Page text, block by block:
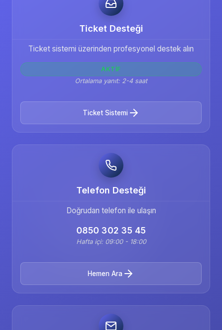
Ticket Desteği
Ticket sistemi üzerinden profesyonel destek alın
AKTIF
Ortalama yanıt: 2-4 saat
Ticket Sistemi
Telefon Desteği
Doğrudan telefon ile ulaşın
0850 302 35 45
Hafta içi: 09:00 - 18:00
Hemen Ara